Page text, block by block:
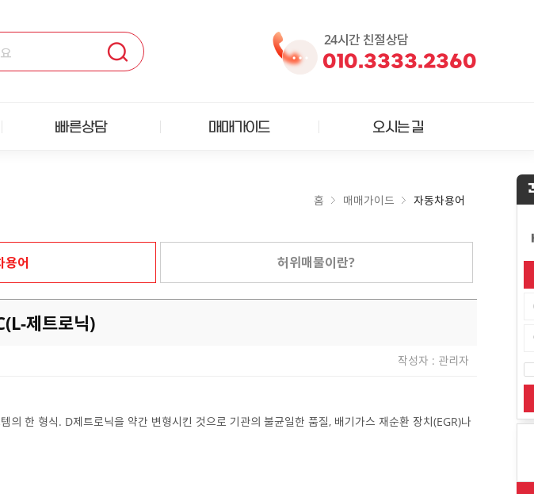
24시간 친절상담
010.3333.2360
빠른상담 매매가이드 오시는 길
홈 매매가이드 자동차용어
용어 허위매물이란?
제트로닉)
작성자 : 관리자
한 형식. D제트로닉을 약간 변형시킨 것으로 기관의 불균일한 품질, 배기가스 재순환 장치(EGR)나